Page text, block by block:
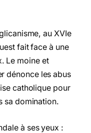
au XVIe
fait face à une
Le moine et
dénonce les abus
catholique pour
sa domination.
à ses yeux :